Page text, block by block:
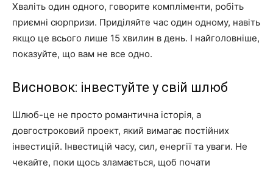
Хваліть один одного, говорите компліменти, робіть
приємні сюрпризи. Приділяйте час один одному, навіть
якщо це всього лише 15 хвилин в день. І найголовніше,
показуйте, що вам не все одно.
Висновок: інвестуйте у свій шлюб
Шлюб-це не просто романтична історія, а
довгостроковий проект, який вимагає постійних
інвестицій. Інвестицій часу, сил, енергії та уваги. Не
чекайте, поки щось зламається, щоб почати